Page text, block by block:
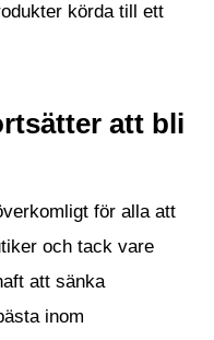
körda till ett
att bli
för alla att
och tack vare
att sänka
inom